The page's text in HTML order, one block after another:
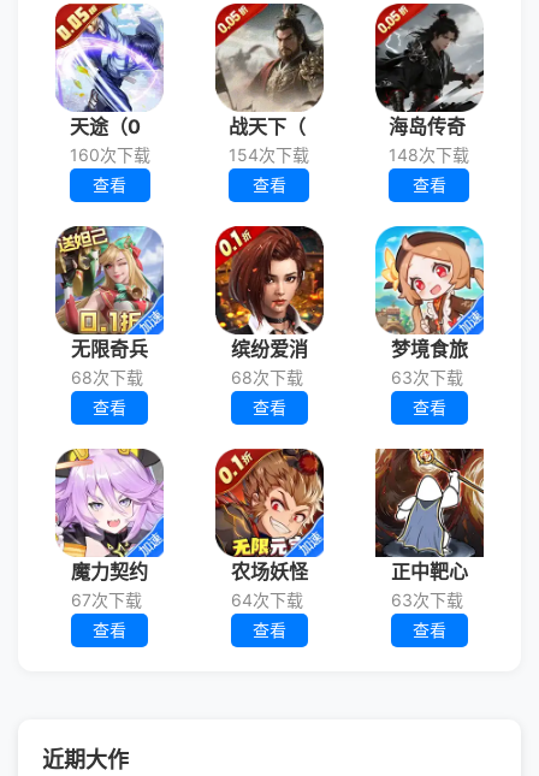
天途（0
160次下载
查看
战天下（
154次下载
查看
海岛传奇
148次下载
查看
无限奇兵
68次下载
查看
缤纷爱消
68次下载
查看
梦境食旅
63次下载
查看
魔力契约
67次下载
查看
农场妖怪
64次下载
查看
正中靶心
63次下载
查看
近期大作